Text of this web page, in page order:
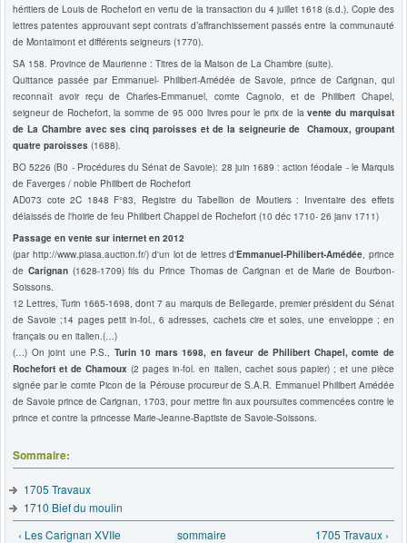
héritiers de Louis de Rochefort en vertu de la transaction du 4 juillet 1618 (s.d.). Copie des
lettres patentes approuvant sept contrats d’affranchissement passés entre la communauté
de Montaimont et différents seigneurs (1770).
SA 158. Province de Maurienne : Titres de la Maison de La Chambre (suite).
Quittance passée par Emmanuel- Philibert-Amédée de Savoie, prince de Carignan, qui
reconnaît avoir reçu de Charles-Emmanuel, comte Cagnolo, et de Philibert Chapel,
seigneur de Rochefort, la somme de 95 000 livres pour le prix de lavente du marquisat
de La Chambre avec ses cinq paroisses et de la seigneurie de Chamoux, groupant
quatre paroisses (1688).
BO 5226 (B0 - Procédures du Sénat de Savoie): 28 juin 1689 : action féodale - le Marquis
de Faverges / noble Philibert de Rochefort
AD073 cote 2C 1848 F°83, Registre du Tabellion de Moutiers : Inventaire des effets
délaissés de l'hoirie de feu Philibert Chappel de Rochefort (10 déc 1710- 26 janv 1711)
Passage en vente sur internet en 2012
(par http://www.piasa.auction.fr/) d'un lot de lettres d'Emmanuel-Philibert-Amédée, prince
de Carignan(1628-1709) fils du Prince Thomas de Carignan et de Marie de Bourbon-
Soissons.
12 Lettres, Turin 1665-1698, dont 7 au marquis de Bellegarde, premier président du Sénat
de Savoie ;14 pages petit in-fol., 6 adresses, cachets cire et soies, une enveloppe ; en
français ou en italien.(…)
(…) On joint une P.S., Turin 10 mars 1698, en faveur de Philibert Chapel, comte de
Rochefort et de Chamoux (2 pages in-fol. en italien, cachet sous papier) ; et une pièce
signée par le comte Picon de la Pérouse procureur de S.A.R. Emmanuel Philibert Amédée
de Savoie prince de Carignan, 1703, pour mettre fin aux poursuites commencées contre le
prince et contre la princesse Marie-Jeanne-Baptiste de Savoie-Soissons.
Sommaire:
1705 Travaux
1710 Bief du moulin
‹ Les Carignan XVIIe
sommaire 1705 Travaux ›